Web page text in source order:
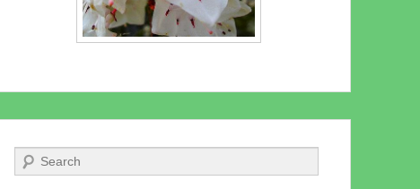
Recherche